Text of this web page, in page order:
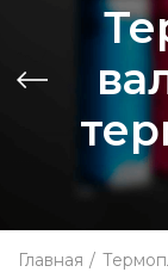
Главная